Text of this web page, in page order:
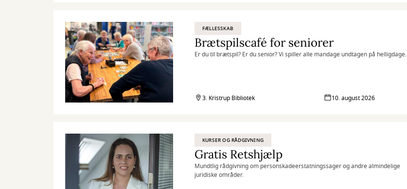
FÆLLESSKAB
Brætspilscafé for seniorer
Er du til brætspil? Er du senior? Vi spiller alle mandage undtagen på helligdage.
3. Kristrup Bibliotek 10. august 2026
KURSER OG RÅDGIVNING
Gratis Retshjælp
Mundtlig rådgivning om personskadeerstatningssager og andre almindelige
juridiske områder.